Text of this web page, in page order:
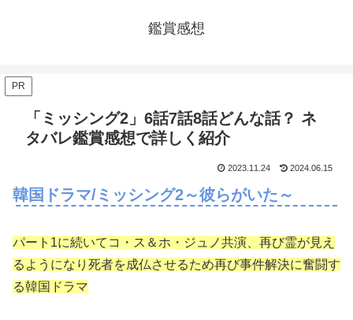
鑑賞感想
PR
「ミッシング2」6話7話8話どんな話？ ネ
タバレ鑑賞感想で詳しく紹介
2023.11.24 2024.06.15
韓国ドラマ/ミッシング2～彼らがいた～
パート1に続いてコ・ス＆ホ・ジュノ共演、再び霊が見え
るようになり死者を成仏させるため再び事件解決に奮闘す
る韓国ドラマ